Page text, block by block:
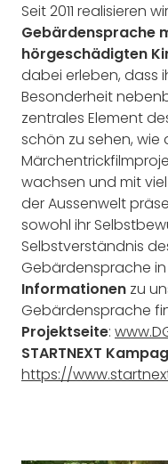
Seit 2011 realisieren wir
Gebärdensprache
hörgeschädigten
dabei erleben, dass
Besonderheit
zentrales Element
schön zu sehen, wie
wachsen und mit
der Aussenwelt
sowohl ihr
Selbstverständnis
Gebärdensprache
Informationen zu
Gebärdensprache
Projektseite:
STARTNEXT
https://